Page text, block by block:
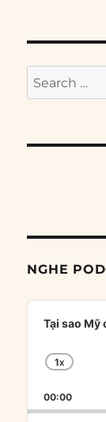
Search
for:
NGHE
Audio
Player
Tại sao Mỹ
RATE
1X
00:00